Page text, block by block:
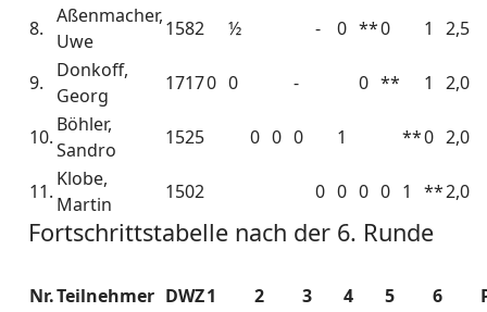
8.
Aßenmacher,
Uwe
1582 ½ - 0 **0 1 2,5
9.
Donkoff,
Georg
17170 0 - 0 ** 1 2,0
10.
Böhler,
Sandro
1525 0 0 0 1 **0 2,0
11.
Klobe,
Martin
1502 0 0 0 0 1 **2,0
Fortschrittstabelle nach der 6. Runde
Nr.Teilnehmer DWZ1 2 3 4 5 6